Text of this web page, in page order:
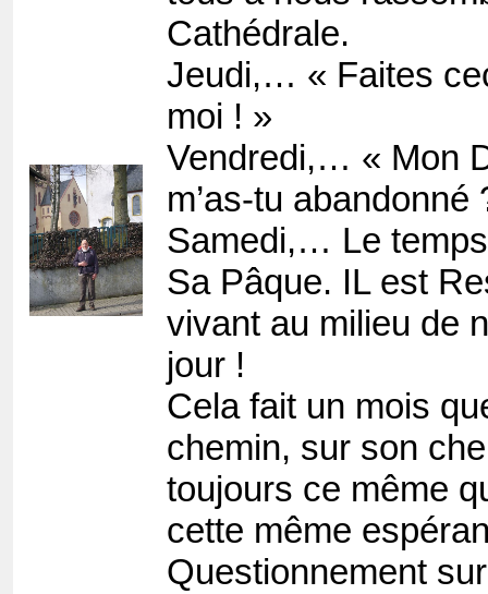
Cathédrale.
Jeudi,… « Faites
moi ! »
Vendredi,… « Mon
m’as-tu abandonné
Samedi,… Le
Sa Pâque. IL est
vivant au milieu de
jour !
Cela fait un mois
chemin, sur son
toujours ce même
cette même
Questionnement